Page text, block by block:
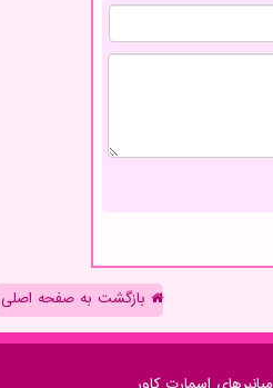
بازگشت به صفحه اصلی